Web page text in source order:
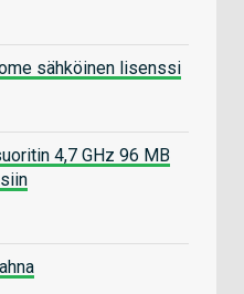
sähköinen lisenssi
4,7 GHz 96 MB